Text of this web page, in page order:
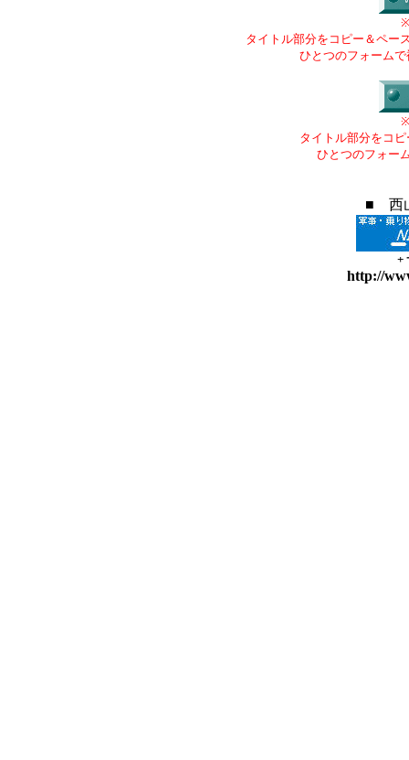
タイトル部分をコピー＆ペー
ひとつのフォーム
タイトル部分をコ
ひとつのフォー
■ 西
+
http://